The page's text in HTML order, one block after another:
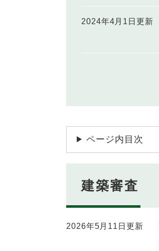
2024年4月1日更新
ページ内目次
建築審査
2026年5月11日更新